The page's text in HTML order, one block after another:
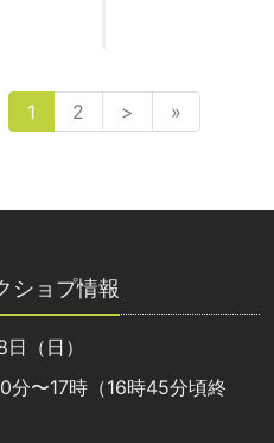
1 2 > »
ショプ情報
（日）
分〜17時（16時45分頃終